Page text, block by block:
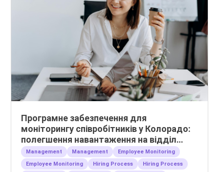
Програмне забезпечення для
моніторингу співробітників у Колорадо:
полегшення навантаження на відділ
кадрів та управління віддаленими
командами
Management Management
Employee Monitoring
Employee Monitoring
Hiring Process
Hiring Process